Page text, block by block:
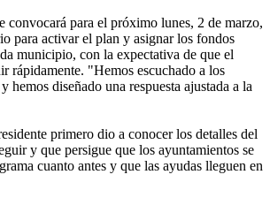
convocará para el próximo lunes, 2 de marzo,
para activar el plan y asignar los fondos
municipio, con la expectativa de que el
rápidamente. "Hemos escuchado a los
hemos diseñado una respuesta ajustada a la
primero dio a conocer los detalles del
y que persigue que los ayuntamientos se
cuanto antes y que las ayudas lleguen en